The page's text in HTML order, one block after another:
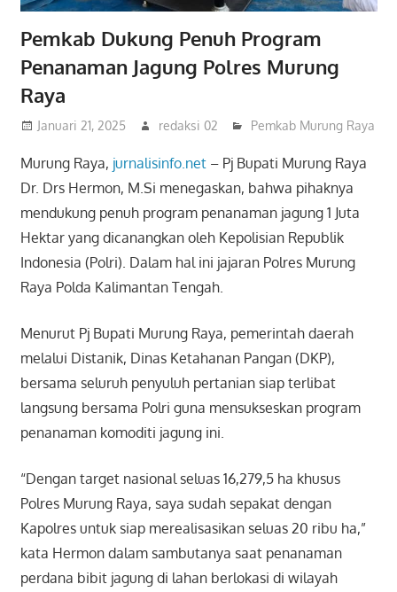
Pemkab Dukung Penuh Program
Penanaman Jagung Polres Murung
Raya
Januari 21, 2025 redaksi 02 Pemkab Murung Raya
Murung Raya, jurnalisinfo.net– Pj Bupati Murung Raya
Dr. Drs Hermon, M.Si menegaskan, bahwa pihaknya
mendukung penuh program penanaman jagung 1 Juta
Hektar yang dicanangkan oleh Kepolisian Republik
Indonesia (Polri). Dalam hal ini jajaran Polres Murung
Raya Polda Kalimantan Tengah.
Menurut Pj Bupati Murung Raya, pemerintah daerah
melalui Distanik, Dinas Ketahanan Pangan (DKP),
bersama seluruh penyuluh pertanian siap terlibat
langsung bersama Polri guna mensukseskan program
penanaman komoditi jagung ini.
“Dengan target nasional seluas 16,279,5 ha khusus
Polres Murung Raya, saya sudah sepakat dengan
Kapolres untuk siap merealisasikan seluas 20 ribu ha,”
kata Hermon dalam sambutanya saat penanaman
perdana bibit jagung di lahan berlokasi di wilayah